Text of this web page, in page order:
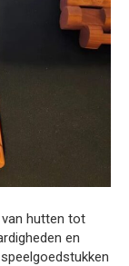
van hutten tot
en